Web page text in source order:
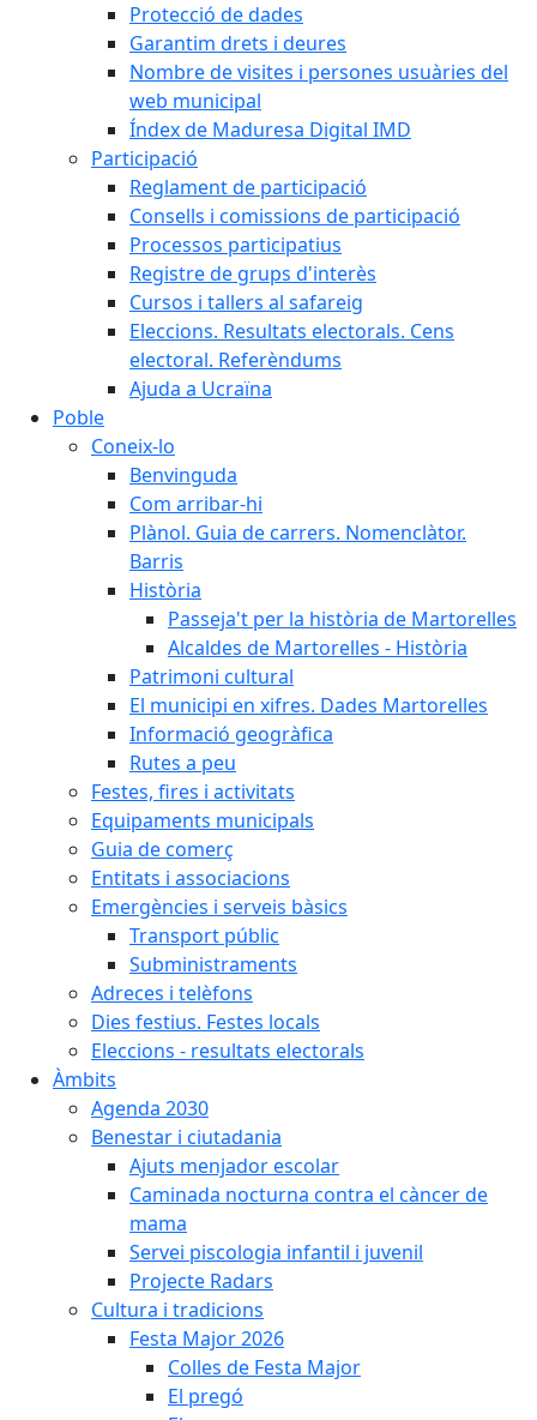
Protecció de dades
Garantim drets i deures
Nombre de visites i persones usuàries del
web municipal
Índex de Maduresa Digital IMD
Participació
Reglament de participació
Consells i comissions de participació
Processos participatius
Registre de grups d'interès
Cursos i tallers al safareig
Eleccions. Resultats electorals. Cens
electoral. Referèndums
Ajuda a Ucraïna
Poble
Coneix-lo
Benvinguda
Com arribar-hi
Plànol. Guia de carrers. Nomenclàtor.
Barris
Història
Passeja't per la història de Martorelles
Alcaldes de Martorelles - Història
Patrimoni cultural
El municipi en xifres. Dades Martorelles
Informació geogràfica
Rutes a peu
Festes, fires i activitats
Equipaments municipals
Guia de comerç
Entitats i associacions
Emergències i serveis bàsics
Transport públic
Subministraments
Adreces i telèfons
Dies festius. Festes locals
Eleccions - resultats electorals
Àmbits
Agenda 2030
Benestar i ciutadania
Ajuts menjador escolar
Caminada nocturna contra el càncer de
mama
Servei piscologia infantil i juvenil
Projecte Radars
Cultura i tradicions
Festa Major 2026
Colles de Festa Major
El pregó